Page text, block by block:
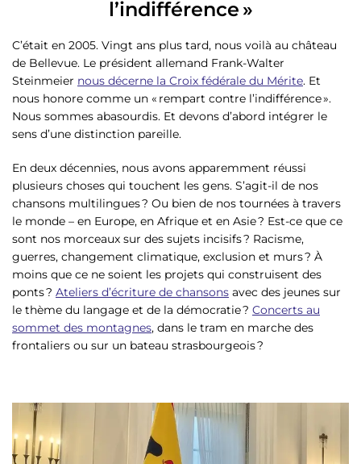
l’indifférence »
C’était en 2005. Vingt ans plus tard, nous voilà au château
de Bellevue. Le président allemand Frank-Walter
Steinmeier nous décerne la Croix fédérale du Mérite. Et
nous honore comme un « rempart contre l’indifférence ».
Nous sommes abasourdis. Et devons d’abord intégrer le
sens d’une distinction pareille.
En deux décennies, nous avons apparemment réussi
plusieurs choses qui touchent les gens. S’agit-il de nos
chansons multilingues ? Ou bien de nos tournées à travers
le monde – en Europe, en Afrique et en Asie ? Est-ce que ce
sont nos morceaux sur des sujets incisifs ? Racisme,
guerres, changement climatique, exclusion et murs ? À
moins que ce ne soient les projets qui construisent des
ponts ? Ateliers d’écriture de chansons avec des jeunes sur
le thème du langage et de la démocratie ? Concerts au
sommet des montagnes, dans le tram en marche des
frontaliers ou sur un bateau strasbourgeois ?